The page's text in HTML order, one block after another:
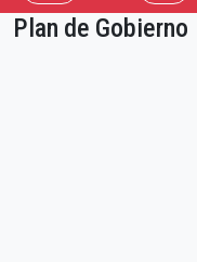
Plan de Gobierno